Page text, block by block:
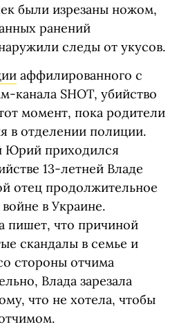
были изрезаны ножом,
ранений
следы от укусов.
аффилированного с
канала SHOT, убийство
момент, пока родители
в отделении полиции.
Юрий приходился
13-летней Владе
отец продолжительное
в Украине.
пишет, что причиной
скандалы в семье и
стороны отчима
Влада зарезала
что не хотела, чтобы